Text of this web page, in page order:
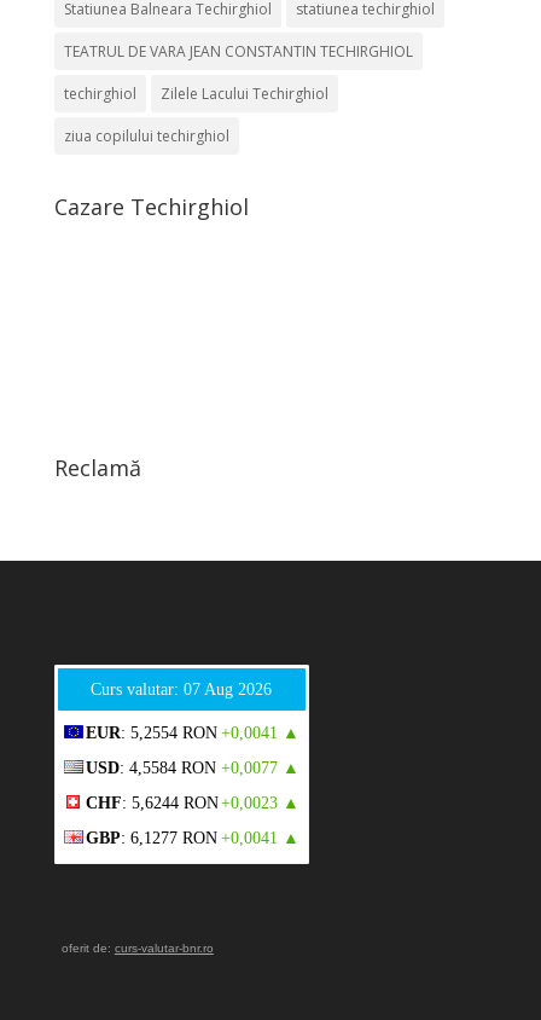
Statiunea Balneara Techirghiol statiunea techirghiol
TEATRUL DE VARA JEAN CONSTANTIN TECHIRGHIOL
techirghiol Zilele Lacului Techirghiol
ziua copilului techirghiol
Cazare Techirghiol
Reclamă
Curs valutar: 07 Aug 2026
EUR: 5,2554 RON +0,0041 ▲
USD: 4,5584 RON +0,0077 ▲
CHF: 5,6244 RON+0,0023 ▲
GBP: 6,1277 RON +0,0041 ▲
oferit de: curs-valutar-bnr.ro